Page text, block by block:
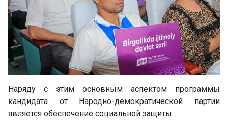
Наряду с этим основным аспектом программы
кандидата от Народно-демократической партии
является обеспечение социальной защиты.